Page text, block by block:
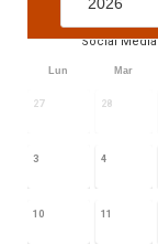
Lun Mar
27 28
3 4
10 11
Social